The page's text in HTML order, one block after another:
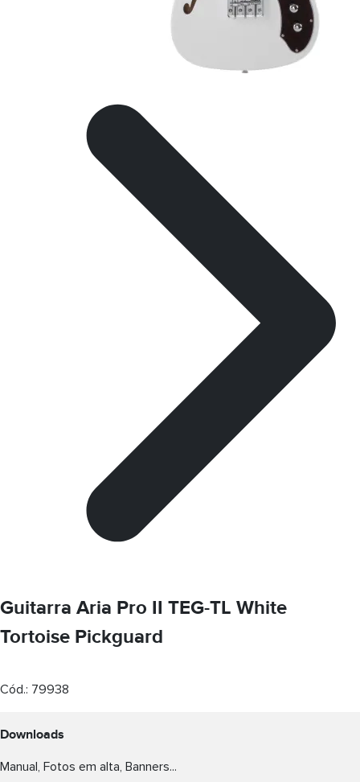
Guitarra Aria Pro II TEG-TL White
Tortoise Pickguard
Cód.: 79938
Downloads
Manual, Fotos em alta, Banners...